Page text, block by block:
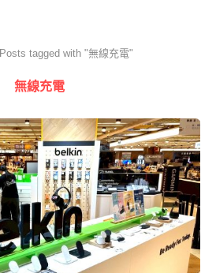
Posts tagged with "無線充電"
無線充電